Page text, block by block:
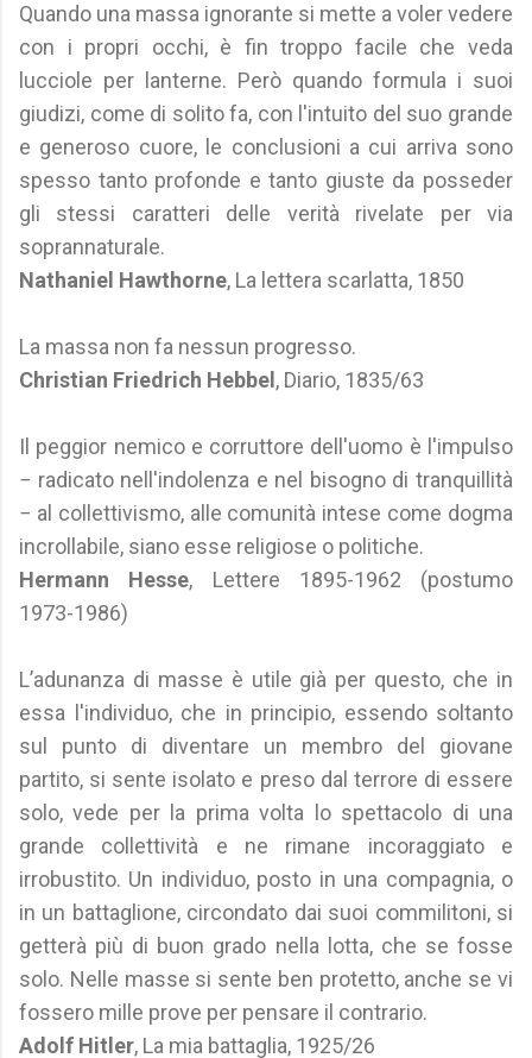
Quando una massa ignorante si mette a voler vedere
con i propri occhi, è fin troppo facile che veda
lucciole per lanterne. Però quando formula i suoi
giudizi, come di solito fa, con l'intuito del suo grande
e generoso cuore, le conclusioni a cui arriva sono
spesso tanto profonde e tanto giuste da posseder
gli stessi caratteri delle verità rivelate per via
soprannaturale.
Nathaniel Hawthorne, La lettera scarlatta, 1850
La massa non fa nessun progresso.
Christian Friedrich Hebbel , Diario, 1835/63
Il peggior nemico e corruttore dell'uomo è l'impulso
− radicato nell'indolenza e nel bisogno di tranquillità
− al collettivismo, alle comunità intese come dogma
incrollabile, siano esse religiose o politiche.
Hermann Hesse, Lettere 1895-1962 (postumo
1973-1986)
L’adunanza di masse è utile già per questo, che in
essa l'individuo, che in principio, essendo soltanto
sul punto di diventare un membro del giovane
partito, si sente isolato e preso dal terrore di essere
solo, vede per la prima volta lo spettacolo di una
grande collettività e ne rimane incoraggiato e
irrobustito. Un individuo, posto in una compagnia, o
in un battaglione, circondato dai suoi commilitoni, si
getterà più di buon grado nella lotta, che se fosse
solo. Nelle masse si sente ben protetto, anche se vi
fossero mille prove per pensare il contrario.
Adolf Hitler, La mia battaglia, 1925/26